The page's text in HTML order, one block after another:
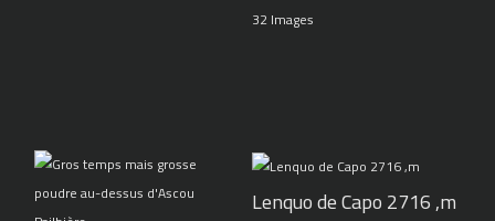
32 Images
Lenquo de Capo 2716 ,m